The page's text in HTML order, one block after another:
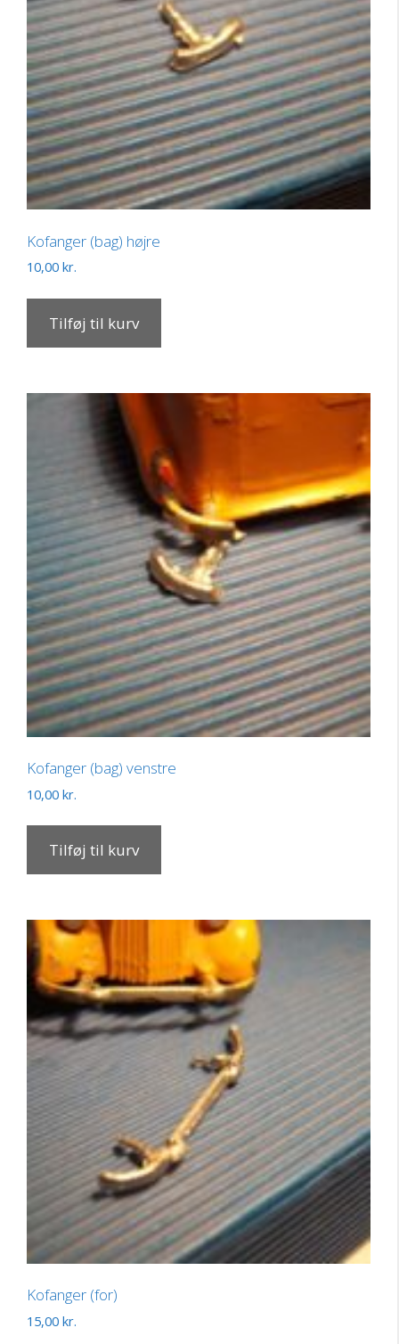
Kofanger (bag) højre
10,00 kr.
Tilføj til kurv
Kofanger (bag) venstre
10,00 kr.
Tilføj til kurv
Kofanger (for)
15,00 kr.